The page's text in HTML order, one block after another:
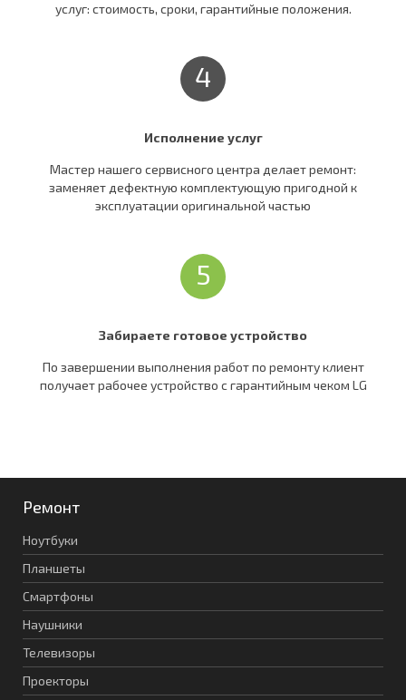
услуг: стоимость, сроки, гарантийные положения.
4
Исполнение услуг
Мастер нашего сервисного центра делает ремонт:
заменяет дефектную комплектующую пригодной к
эксплуатации оригинальной частью
5
Забираете готовое устройство
По завершении выполнения работ по ремонту клиент
получает рабочее устройство c гарантийным чеком LG
Ремонт
Ноутбуки
Планшеты
Смартфоны
Наушники
Телевизоры
Проекторы